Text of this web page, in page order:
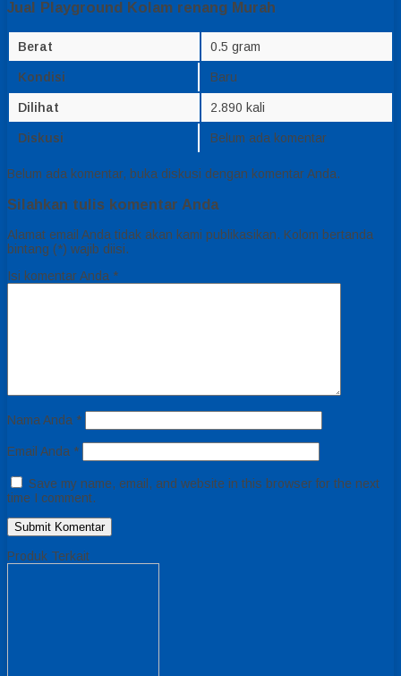
Jual Playground Kolam renang Murah
Berat 0.5 gram
Kondisi Baru
Dilihat 2.890 kali
Diskusi Belum ada komentar
Belum ada komentar, buka diskusi dengan komentar Anda.
Silahkan tulis komentar Anda
Alamat email Anda tidak akan kami publikasikan. Kolom bertanda
bintang (*) wajib diisi.
Isi komentar Anda *
Nama Anda *
Email Anda *
Save my name, email, and website in this browser for the next
time I comment.
Produk Terkait